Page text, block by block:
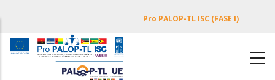
conteúdo
Pro PALOP-TL ISC (FASE I)